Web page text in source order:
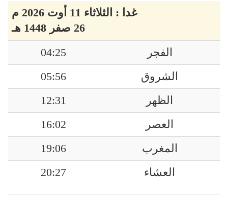
غدا : الثلاثاء 11 أوت 2026 م
26 صفر 1448 هـ
الفجر
04:25
الشروق
05:56
الظهر
12:31
العصر
16:02
المغرب
19:06
العشاء
20:27